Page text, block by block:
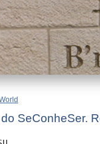
SeConheSer.